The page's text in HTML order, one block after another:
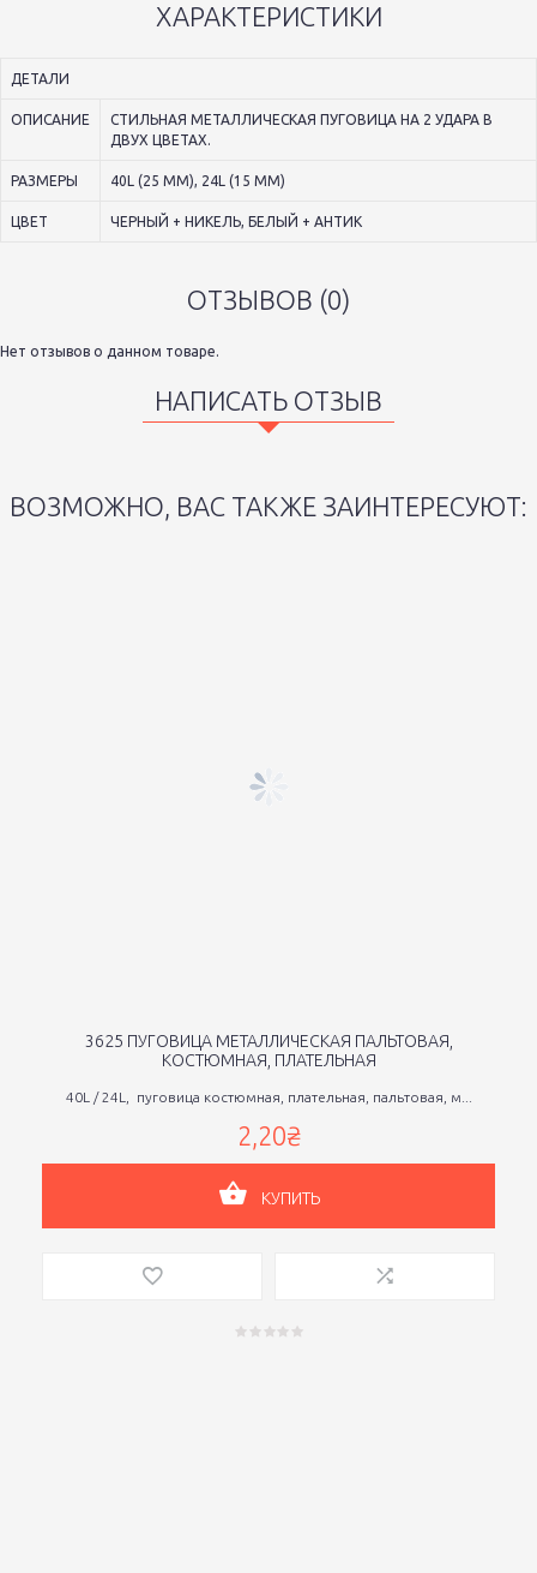
ХАРАКТЕРИСТИКИ
ДЕТАЛИ
ОПИСАНИЕ
СТИЛЬНАЯ МЕТАЛЛИЧЕСКАЯ ПУГОВИЦА НА 2 УДАРА В
ДВУХ ЦВЕТАХ.
РАЗМЕРЫ 40L (25 ММ), 24L (15 ММ)
ЦВЕТ ЧЕРНЫЙ + НИКЕЛЬ, БЕЛЫЙ + АНТИК
ОТЗЫВОВ (0)
Нет отзывов о данном товаре.
НАПИСАТЬ ОТЗЫВ
ВОЗМОЖНО, ВАС ТАКЖЕ ЗАИНТЕРЕСУЮТ:
3625 ПУГОВИЦА МЕТАЛЛИЧЕСКАЯ ПАЛЬТОВАЯ,
КОСТЮМНАЯ, ПЛАТЕЛЬНАЯ
40L / 24L, пуговица костюмная, плательная, пальтовая, м...
2,20₴
КУПИТЬ